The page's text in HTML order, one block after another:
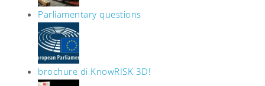
Parliamentary questions
brochure di KnowRISK 3D!